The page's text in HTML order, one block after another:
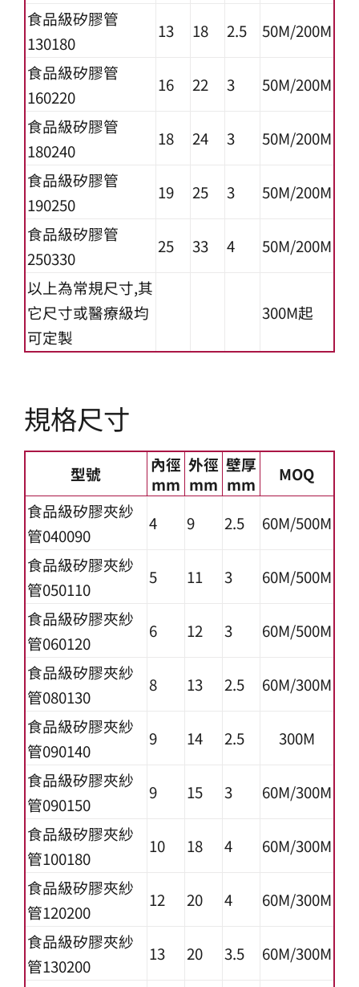
食品級矽膠管
130180
13 18 2.5
50M/200M
食品級矽膠管
160220
16 22 3
50M/200M
食品級矽膠管
180240
18 24 3
50M/200M
食品級矽膠管
190250
19 25 3
50M/200M
食品級矽膠管
250330
25 33 4
50M/200M
以上為常規尺寸,其
它尺寸或醫療級均
可定製
300M起
規格尺寸
型號
內徑
mm
外徑
mm
壁厚
mm
MOQ
食品級矽膠夾紗
管040090
4 9 2.5
60M/500M
食品級矽膠夾紗
管050110
5 11 3
60M/500M
食品級矽膠夾紗
管060120
6 12 3
60M/500M
食品級矽膠夾紗
管080130
8 13 2.5
60M/300M
食品級矽膠夾紗
管090140
9 14 2.5
300M
食品級矽膠夾紗
管090150
9 15 3
60M/300M
食品級矽膠夾紗
管100180
10 18 4
60M/300M
食品級矽膠夾紗
管120200
12 20 4
60M/300M
食品級矽膠夾紗
管130200
13 20 3.5
60M/300M